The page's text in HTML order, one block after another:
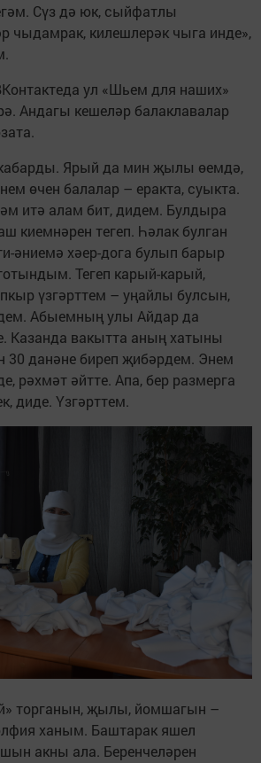
Сүз дә юк, сыйфатлы
чыдамрак, килешлерәк чыга инде»,
ул «Шьем для наших»
Андагы кешеләр балаклавалар
Ярый да мин җылы өемдә,
өчен балалар – еракта, суыкта.
итә алам бит, дидем. Булдыра
киемнәрен тегеп. Һәлак булган
әниемә хәер-дога булып барыр
Тегеп карый-карый,
үзгәрттем – уңайлы булсын,
Абыемның улы Айдар да
Казанда вакытта аның хатыны
30 данәне биреп җибәрдем. Энем
рәхмәт әйтте. Апа, бер размерга
диде. Үзгәрттем.
торганын, җылы, йомшагын –
ханым. Баштарак яшел
акны ала. Беренчеләрен